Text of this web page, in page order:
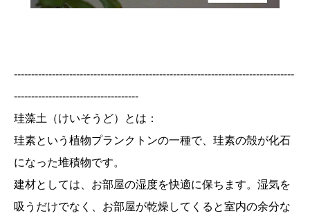
---------------------------------------------------------------------------------
------------------------------------
珪藻土（けいそうど）とは：
珪素という植物プランクトンの一種で、珪素の殻が化石
になった堆積物です。
建材としては、お部屋の湿度を快適に保ちます。湿気を
吸うだけでなく、お部屋が乾燥してくると室内の余分な